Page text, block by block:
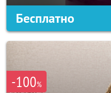
Бесплатно
-100%